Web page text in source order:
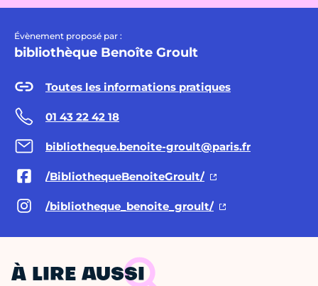
Évènement proposé par :
bibliothèque Benoîte Groult
Toutes les informations pratiques
01 43 22 42 18
bibliotheque.benoite-groult@paris.fr
/BibliothequeBenoiteGroult/
/bibliotheque_benoite_groult/
À LIRE AUSSI